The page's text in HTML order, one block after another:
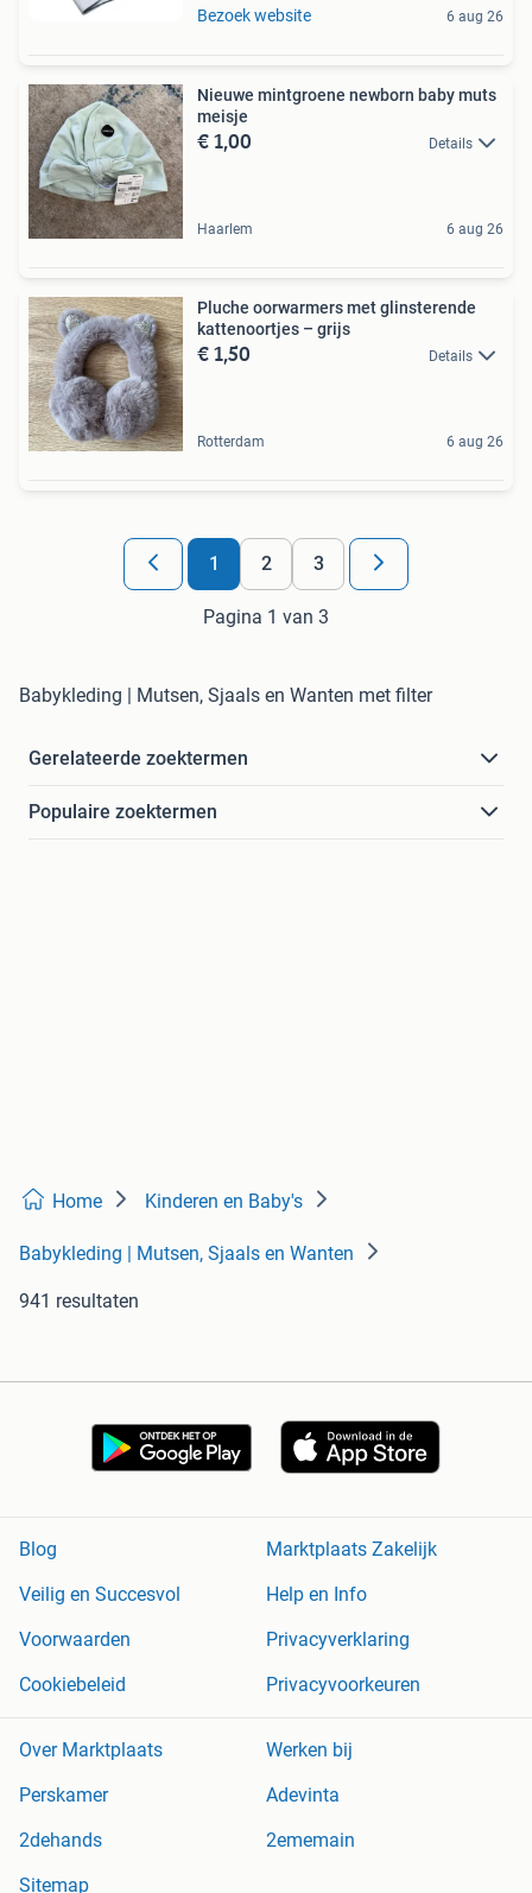
Bezoek website 6 aug 26
Nieuwe mintgroene newborn baby muts
meisje
€ 1,00 Details
Haarlem 6 aug 26
Pluche oorwarmers met glinsterende
kattenoortjes – grijs
€ 1,50 Details
Rotterdam 6 aug 26
1 2 3
Pagina 1 van 3
Babykleding | Mutsen, Sjaals en Wanten met filter
Gerelateerde zoektermen
Populaire zoektermen
Home Kinderen en Baby's
Babykleding | Mutsen, Sjaals en Wanten
941 resultaten
Blog
Marktplaats Zakelijk
Veilig en Succesvol
Help en Info
Voorwaarden
Privacyverklaring
Cookiebeleid
Privacyvoorkeuren
Over Marktplaats
Werken bij
Perskamer
Adevinta
2dehands
2ememain
Sitemap